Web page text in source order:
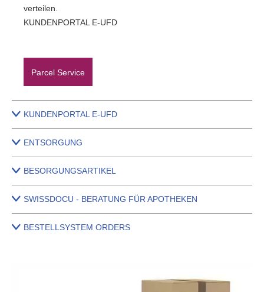
verteilen.
KUNDENPORTAL E-UFD
Parcel Service
KUNDENPORTAL E-UFD
ENTSORGUNG
BESORGUNGSARTIKEL
SWISSDOCU - BERATUNG FÜR APOTHEKEN
BESTELLSYSTEM ORDERS